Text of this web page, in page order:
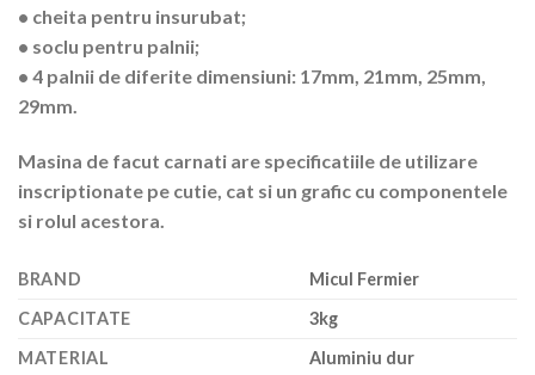
• cheita pentru insurubat;
• soclu pentru palnii;
• 4 palnii de diferite dimensiuni: 17mm, 21mm, 25mm,
29mm.
Masina de facut carnati are specificatiile de utilizare
inscriptionate pe cutie, cat si un grafic cu componentele
si rolul acestora.
BRAND
Micul Fermier
CAPACITATE
3kg
MATERIAL
Aluminiu dur